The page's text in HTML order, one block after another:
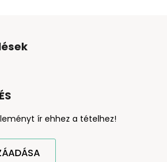
ír ehhez a tételhez!